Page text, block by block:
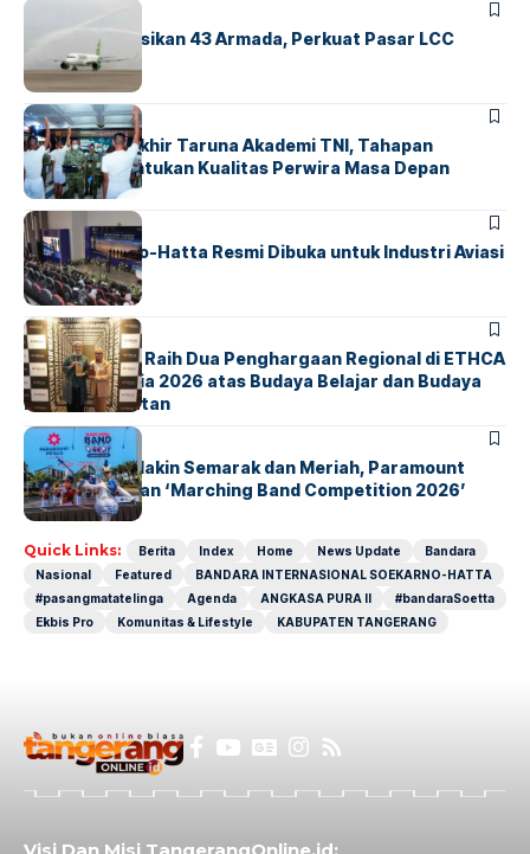
BANDARA
Citilink Operasikan 43 Armada, Perkuat Pasar LCC
Nasional
BERITA
Sidang Pantukhir Taruna Akademi TNI, Tahapan
Strategis Tentukan Kualitas Perwira Masa Depan
BANDARA BERITA
IALC Soekarno-Hatta Resmi Dibuka untuk Industri Aviasi
Dunia
BERITA
ParagonCorp Raih Dua Penghargaan Regional di ETHCA
Southeast Asia 2026 atas Budaya Belajar dan Budaya
Kebermanfaatan
BERITA INDEX
Akhir Pekan Makin Semarak dan Meriah, Paramount
Petals Hadirkan ‘Marching Band Competition 2026’
Quick Links: Berita Index Home News Update
Bandara
Nasional
Featured
BANDARA INTERNASIONAL SOEKARNO-HATTA
#pasangmatatelinga
Agenda ANGKASA PURA II
#bandaraSoetta
Ekbis Pro
Komunitas & Lifestyle KABUPATEN TANGERANG